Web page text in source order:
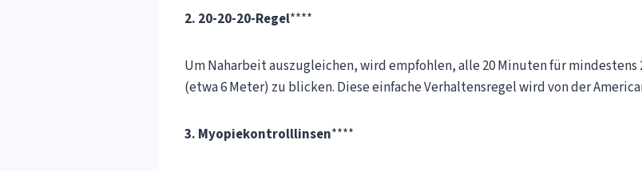
2. 20-20-20-Regel****
Um Naharbeit auszugleichen, wird empfohlen, alle 20 Minuten für mindestens
(etwa 6 Meter) zu blicken. Diese einfache Verhaltensregel wird von der
3. Myopiekontrolllinsen****